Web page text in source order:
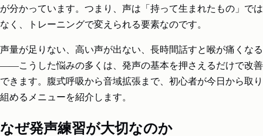
が分かっています。つまり、声は「持って生まれたもの」では
なく、トレーニングで変えられる要素なのです。
声量が足りない、高い声が出ない、長時間話すと喉が痛くなる
――こうした悩みの多くは、発声の基本を押さえるだけで改善
できます。腹式呼吸から音域拡張まで、初心者が今日から取り
組めるメニューを紹介します。
なぜ発声練習が大切なのか